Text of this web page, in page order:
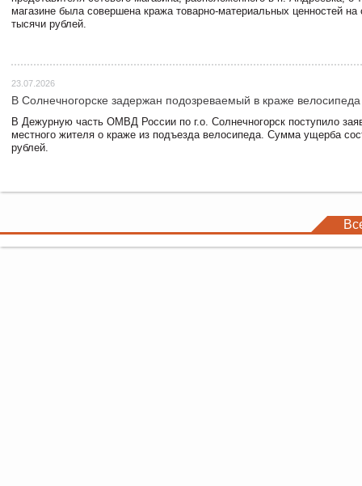
магазине была совершена кража товарно-материальных ценностей
тысячи рублей.
23.07.2026
В Солнечногорске задержан подозреваемый в краже велосипеда
В Дежурную часть ОМВД России по г.о. Солнечногорск поступило
местного жителя о краже из подъезда велосипеда. Сумма ущерба
рублей.